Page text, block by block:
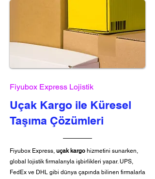
Fiyubox Express Lojistik
Uçak Kargo ile Küresel
Taşıma Çözümleri
Fiyubox Express, uçak kargo hizmetini sunarken,
global lojistik firmalarıyla işbirlikleri yapar. UPS,
FedEx ve DHL gibi dünya çapında bilinen firmalarla